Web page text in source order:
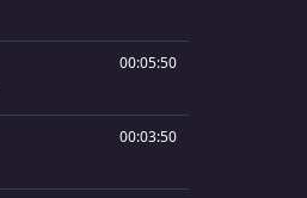
00:05:50
00:03:50